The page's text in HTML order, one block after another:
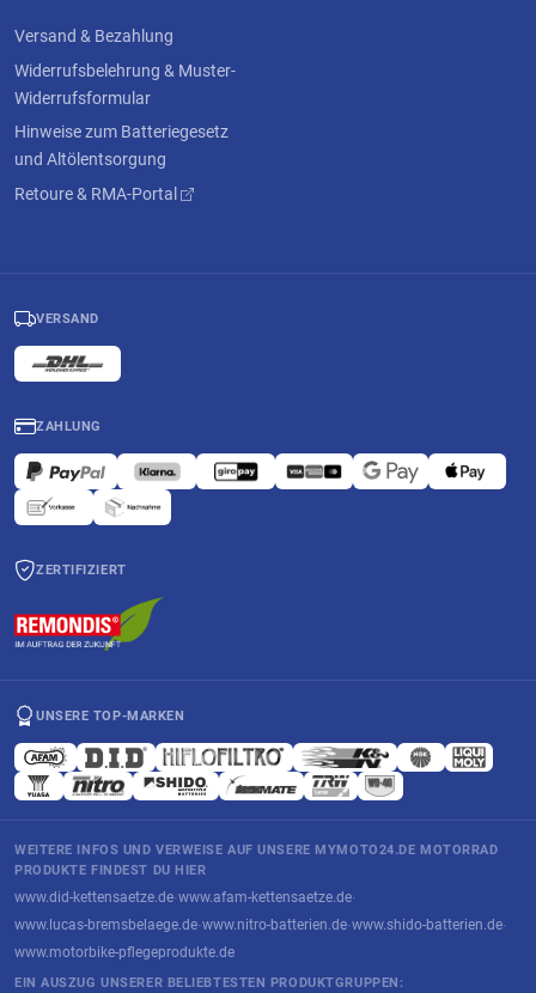
Versand & Bezahlung
Widerrufsbelehrung & Muster-
Widerrufsformular
Hinweise zum Batteriegesetz
und Altölentsorgung
Retoure & RMA-Portal
VERSAND
ZAHLUNG
ZERTIFIZIERT
UNSERE TOP-MARKEN
WEITERE INFOS UND VERWEISE AUF UNSERE MYMOTO24.DE MOTORRAD
PRODUKTE FINDEST DU HIER
www.did-kettensaetze.de·www.afam-kettensaetze.de·
www.lucas-bremsbelaege.de·www.nitro-batterien.de·www.shido-batterien.de·
www.motorbike-pflegeprodukte.de
EIN AUSZUG UNSERER BELIEBTESTEN PRODUKTGRUPPEN: